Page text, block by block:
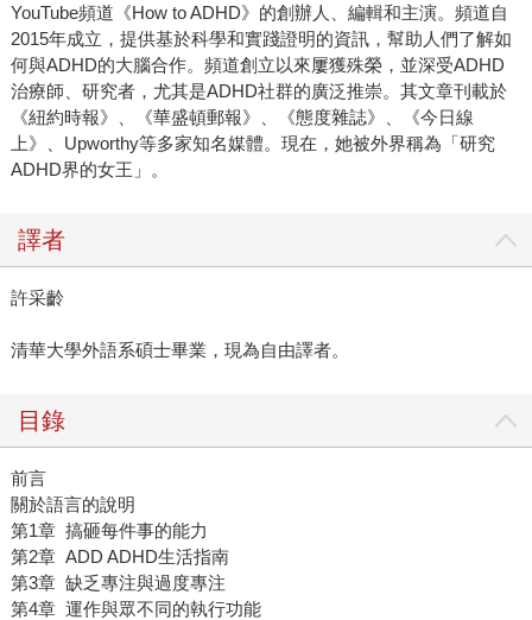
YouTube頻道《How to ADHD》的創辦人、編輯和主演。頻道自
2015年成立，提供基於科學和實踐證明的資訊，幫助人們了解如
何與ADHD的大腦合作。頻道創立以來屢獲殊榮，並深受ADHD
治療師、研究者，尤其是ADHD社群的廣泛推崇。其文章刊載於
《紐約時報》、《華盛頓郵報》、《態度雜誌》、《今日線
上》、Upworthy等多家知名媒體。現在，她被外界稱為「研究
ADHD界的女王」。
譯者
許采齡
清華大學外語系碩士畢業，現為自由譯者。
目錄
前言
關於語言的說明
第1章 搞砸每件事的能力
第2章 ADD ADHD生活指南
第3章 缺乏專注與過度專注
第4章 運作與眾不同的執行功能